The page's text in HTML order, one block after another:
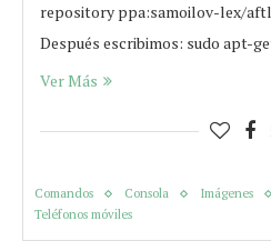
repository ppa:samoilov-lex/
Después escribimos: sudo apt-
Ver Más
Comandos Consola Imágenes
Teléfonos móviles